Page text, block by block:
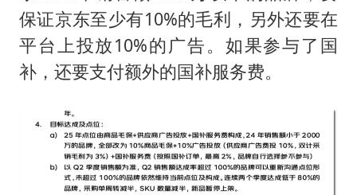
保证京东至少有10%的毛利，另外还要在
平台上投放10%的广告。如果参与了国
补，还要支付额外的国补服务费。